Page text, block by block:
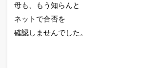
母も、もう知らんと
ネットで合否を
確認しませんでした。